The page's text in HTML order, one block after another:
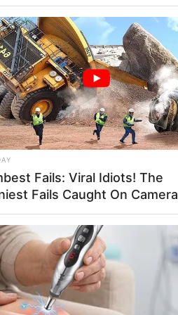
Fails: Viral Idiots! The
Fails Caught On Camera